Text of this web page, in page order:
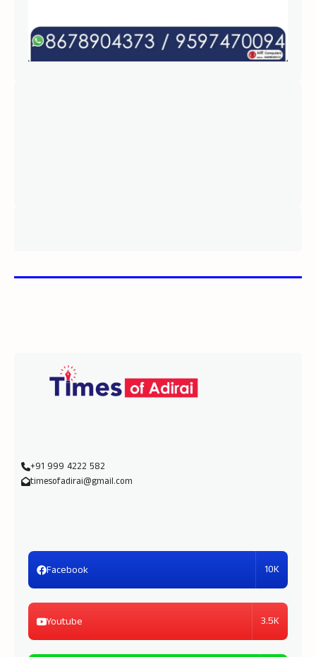
+91 999 4222 582
timesofadirai@gmail.com
Facebook 10K
Youtube 3.5K